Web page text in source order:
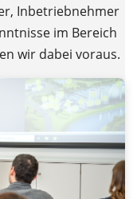
Inbetriebnehmer
im Bereich
wir dabei voraus.